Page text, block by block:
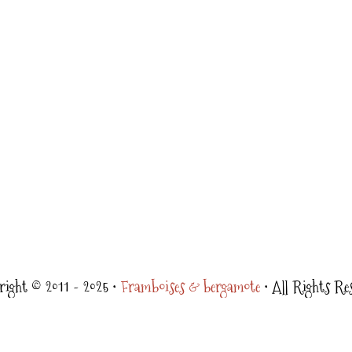
© 2011 - 2025 • Framboises & bergamote • All Rights